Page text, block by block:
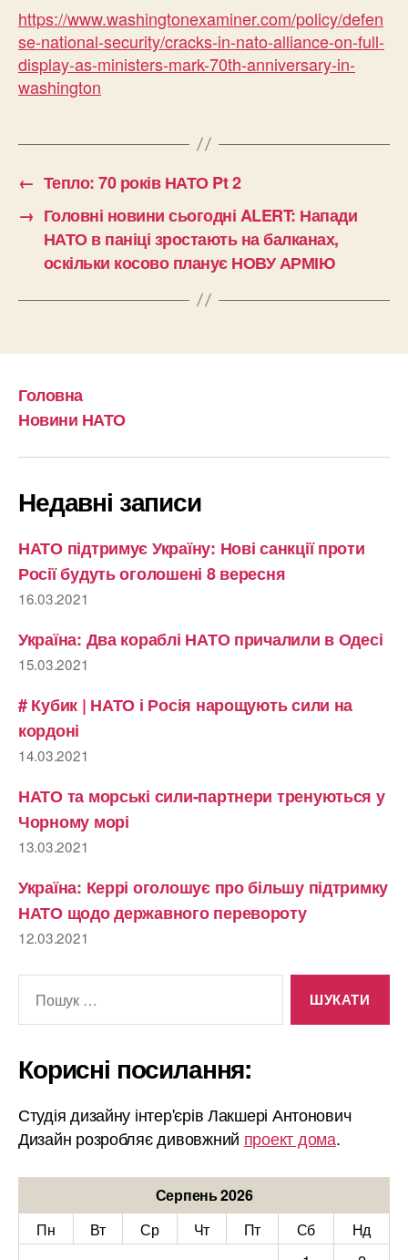
https://www.washingtonexaminer.com/policy/defen
se-national-security/cracks-in-nato-alliance-on-full-
display-as-ministers-mark-70th-anniversary-in-
washington
← Тепло: 70 років НАТО Pt 2
→ Головні новини сьогодні ALERT: Напади
НАТО в паніці зростають на балканах,
оскільки косово планує НОВУ АРМІЮ
Головна
Новини НАТО
Недавні записи
НАТО підтримує Україну: Нові санкції проти
Росії будуть оголошені 8 вересня
16.03.2021
Україна: Два кораблі НАТО причалили в Одесі
15.03.2021
# Кубик | НАТО і Росія нарощують сили на
кордоні
14.03.2021
НАТО та морські сили-партнери тренуються у
Чорному морі
13.03.2021
Україна: Керрі оголошує про більшу підтримку
НАТО щодо державного перевороту
12.03.2021
Корисні посилання:
Студія дизайну інтер'єрів Лакшері Антонович
Дизайн розробляє дивовжний проект дома.
Серпень 2026
Пн
Вт Ср Чт Пт Сб
Нд